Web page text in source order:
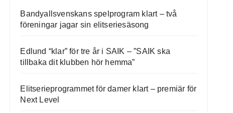
Bandyallsvenskans spelprogram klart – två
föreningar jagar sin elitseriesäsong
Edlund “klar” för tre år i SAIK – ”SAIK ska
tillbaka dit klubben hör hemma”
Elitserieprogrammet för damer klart – premiär för
Next Level